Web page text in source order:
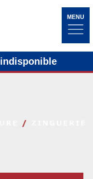
MENU
indisponible